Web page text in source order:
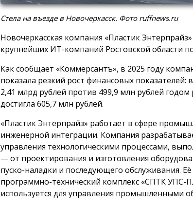
Стела на въезде в Новочеркасск. Фото ruffnews.ru
Новочеркасская компания «Пластик
крупнейших ИТ-компаний Ростовской области
Как сообщает «Коммерсантъ», в 2025 году
показала резкий рост финансовых показателей:
2,41 млрд рублей против 499,9 млн рублей годом
достигла 605,7 млн рублей.
«Пластик Энтерпрайз» работает в сфере
инженерной интеграции. Компания
управления технологическими процессами,
— от проектирования и изготовления
пуско-наладки и последующего обслуживания.
программно-технический комплекс «СПТК УПС-
используется для управления промышленными